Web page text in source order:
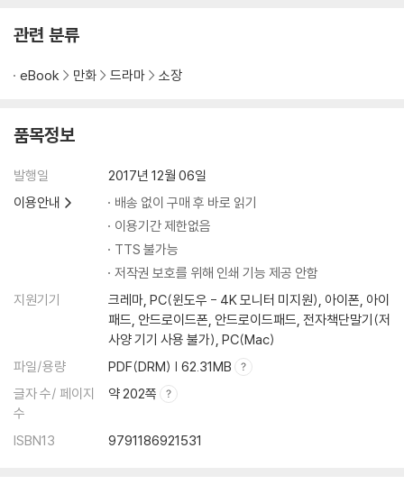
관련 분류
eBook 만화 드라마 소장
품목정보
발행일
2017년 12월 06일
이용안내
배송 없이 구매 후 바로 읽기
이용기간 제한없음
TTS 불가능
저작권 보호를 위해 인쇄 기능 제공 안함
지원기기
크레마, PC(윈도우 - 4K 모니터 미지원), 아이폰, 아이
패드, 안드로이드폰, 안드로이드패드, 전자책단말기(저
사양 기기 사용 불가), PC(Mac)
파일/용량
PDF(DRM) | 62.31MB
글자 수/ 페이지
수
약 202쪽
ISBN13 9791186921531